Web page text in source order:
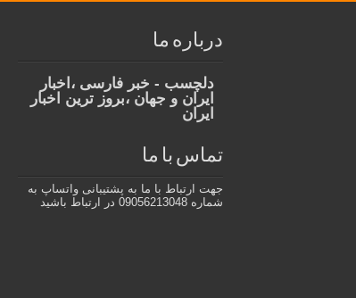
درباره ما
دلچسب - خبر فارسی ،اخبار
ایران و جهان ،بروز ترین اخبار
ایران
تماس با ما
جهت ارتباط با ما به پشتیبانی واتساپ به
شماره 09056213048 در ارتباط باشید